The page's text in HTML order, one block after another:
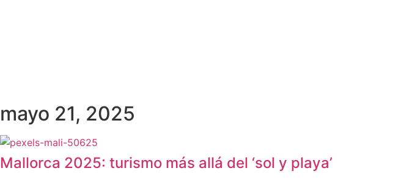
mayo 21, 2025
Mallorca 2025: turismo más allá del ‘sol y playa’